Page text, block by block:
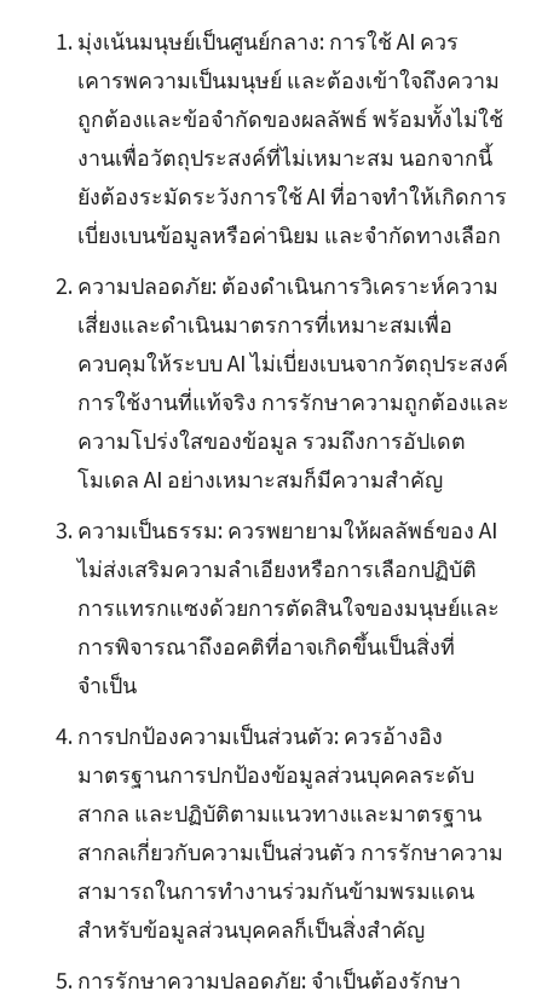
มุ่งเน้นมนุษย์เป็นศูนย์กลาง: การใช้ AI ควร
เคารพความเป็นมนุษย์ และต้องเข้าใจถึงความ
ถูกต้องและข้อจำกัดของผลลัพธ์ พร้อมทั้งไม่ใช้
งานเพื่อวัตถุประสงค์ที่ไม่เหมาะสม นอกจากนี้
ยังต้องระมัดระวังการใช้ AI ที่อาจทำให้เกิดการ
เบี่ยงเบนข้อมูลหรือค่านิยม และจำกัดทางเลือก
ความปลอดภัย: ต้องดำเนินการวิเคราะห์ความ
เสี่ยงและดำเนินมาตรการที่เหมาะสมเพื่อ
ควบคุมให้ระบบ AI ไม่เบี่ยงเบนจากวัตถุประสงค์
การใช้งานที่แท้จริง การรักษาความถูกต้องและ
ความโปร่งใสของข้อมูล รวมถึงการอัปเดต
โมเดล AI อย่างเหมาะสมก็มีความสำคัญ
ความเป็นธรรม: ควรพยายามให้ผลลัพธ์ของ AI
ไม่ส่งเสริมความลำเอียงหรือการเลือกปฏิบัติ
การแทรกแซงด้วยการตัดสินใจของมนุษย์และ
การพิจารณาถึงอคติที่อาจเกิดขึ้นเป็นสิ่งที่
จำเป็น
การปกป้องความเป็นส่วนตัว: ควรอ้างอิง
มาตรฐานการปกป้องข้อมูลส่วนบุคคลระดับ
สากล และปฏิบัติตามแนวทางและมาตรฐาน
สากลเกี่ยวกับความเป็นส่วนตัว การรักษาความ
สามารถในการทำงานร่วมกันข้ามพรมแดน
สำหรับข้อมูลส่วนบุคคลก็เป็นสิ่งสำคัญ
การรักษาความปลอดภัย: จำเป็นต้องรักษา